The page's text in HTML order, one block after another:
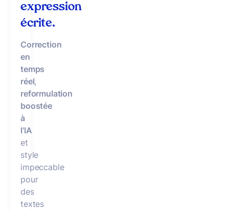
expression
écrite.
Correction
en
temps
réel,
reformulation
boostée
à
l’IA
et
style
impeccable
pour
des
textes